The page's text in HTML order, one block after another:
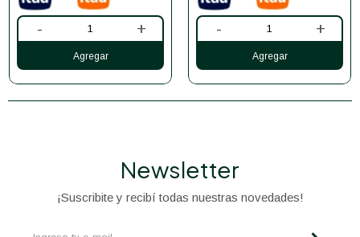
- + - +
Newsletter
¡Suscribite y recibí todas nuestras novedades!